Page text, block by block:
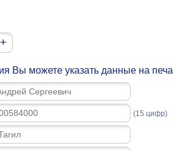
+
Вы можете указать данные на
(15 цифр)